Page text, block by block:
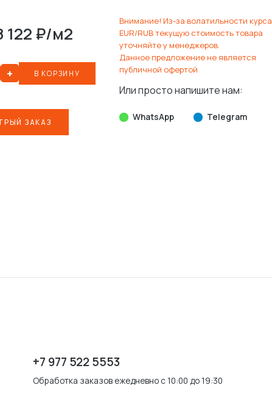
122 ₽/м2
+ В КОРЗИНУ
Внимание! Из-за волатильности курса
EUR/RUB текущую стоимость товара
уточняйте у менеджеров.
Данное предложение не является
публичной офертой
ЗАКАЗ
Или просто напишите нам:
WhatsApp Telegram
+7 977 522 5553
Обработка заказов ежедневно с 10:00 до 19:30